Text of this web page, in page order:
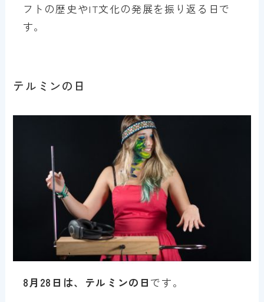
フトの歴史やIT文化の発展を振り返る日で
す。
テルミンの日
8月28日は、テルミンの日 です。